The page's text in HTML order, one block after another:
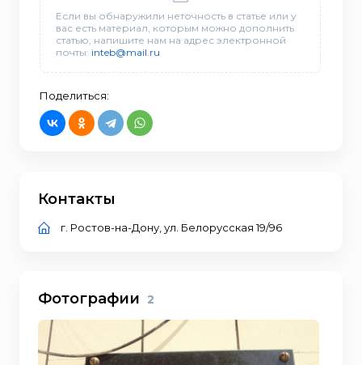
Если вы обнаружили неточность в статье или у
вас есть материал, которым можно дополнить
статью, напишите нам на адрес электронной
почты: inteb@mail.ru
Поделиться:
Контакты
г. Ростов-на-Дону, ул. Белорусская 19/96
Фотографии 2